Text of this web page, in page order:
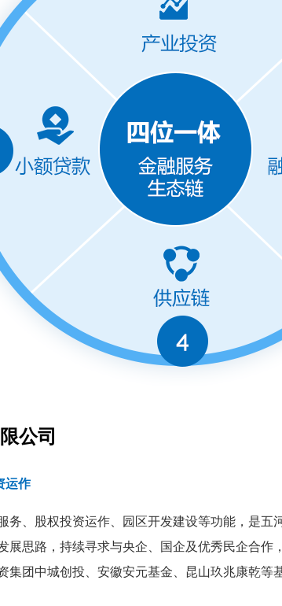
公司
运作
务、股权投资运作、园区开发建设等功能，是
展思路，持续寻求与央企、国企及优秀民企合
团中城创投、安徽安元基金、昆山玖兆康乾